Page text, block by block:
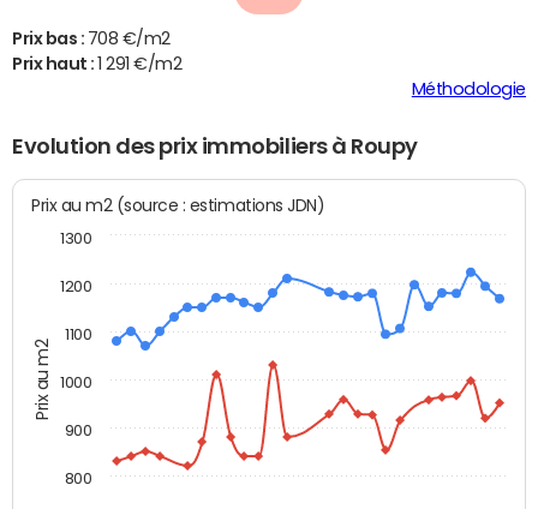
Prix bas : 708 €/m2
Prix haut :
1 291 €/m2
Méthodologie
Evolution des prix immobiliers à Roupy
Prix au m2
Prix au m2 (source : estimations JDN)
800
900
1000
1100
1200
1300